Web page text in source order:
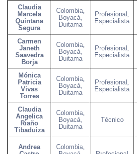
Claudia
Marcela
Quintana
Segura
Colombia,
Boyacá,
Duitama
Profesional,
Especialista
Carmen
Janeth
Saavedra
Borja
Colombia,
Boyacá,
Duitama
Profesional,
Especialista
Mónica
Patricia
Vivas
Torres
Colombia,
Boyacá,
Duitama
Profesional,
Especialista
Claudia
Angelica
Riaño
Tibaduiza
Colombia,
Boyacá,
Duitama
Técnico
Andrea
Colombia,